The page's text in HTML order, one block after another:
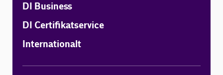
DI Business
DI Certifikatservice
Internationalt